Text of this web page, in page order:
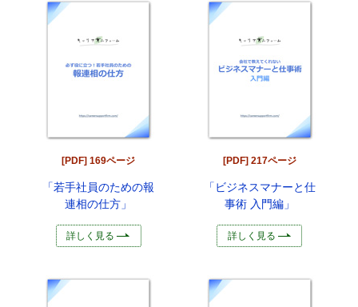
[PDF] 169ページ
「若手社員のための報
連相の仕方」
詳しく見る
[PDF] 217ページ
「ビジネスマナーと仕
事術 入門編」
詳しく見る